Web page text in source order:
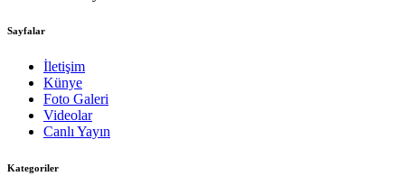
Sayfalar
İletişim
Künye
Foto Galeri
Videolar
Canlı Yayın
Kategoriler